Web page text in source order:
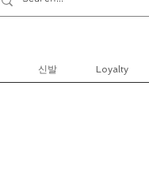
신발 Loyalty